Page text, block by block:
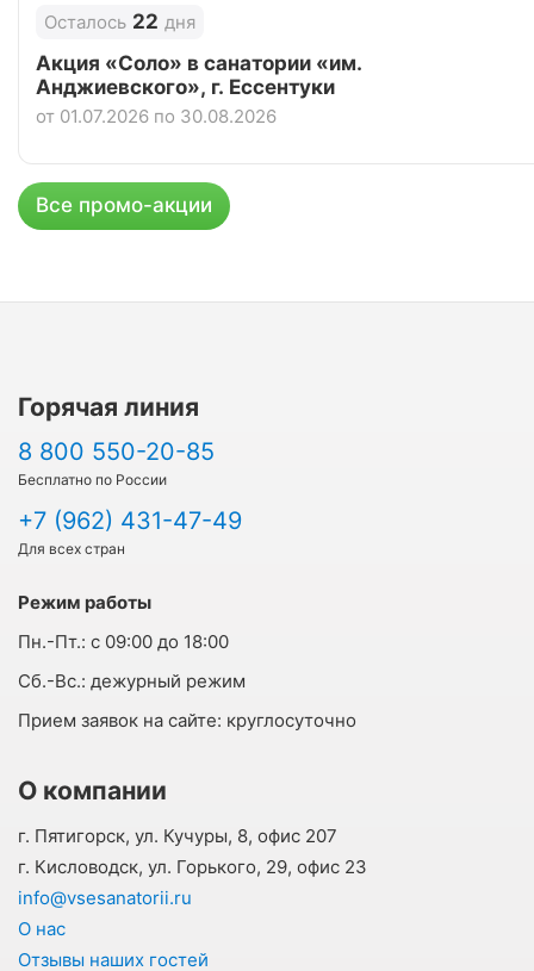
Осталось 22 дня
Акция «Соло» в санатории «им.
Анджиевского», г. Ессентуки
от 01.07.2026 по 30.08.2026
Все промо-акции
Горячая линия
8 800 550-20-85
Бесплатно по России
+7 (962) 431-47-49
Для всех стран
Режим работы
Пн.-Пт.: с 09:00 до 18:00
Cб.-Вс.: дежурный режим
Прием заявок на сайте: круглосуточно
О компании
г. Пятигорск, ул. Кучуры, 8, офис 207
г. Кисловодск, ул. Горького, 29, офис 23
info@vsesanatorii.ru
О нас
Отзывы наших гостей